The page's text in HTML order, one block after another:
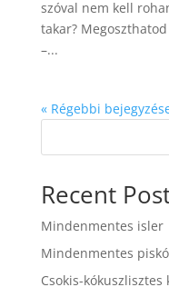
szóval nem kell
takar?
–...
« Régebbi
Recent
Mindenmentes isler
Mindenmentes
Csokis-kókuszlisztes